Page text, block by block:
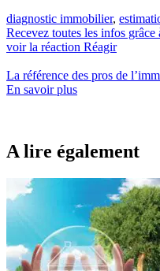
diagnostic immobilier,
Recevez toutes les infos grâce
voir la réaction Réagir
La référence des pros de
En savoir plus
A lire également